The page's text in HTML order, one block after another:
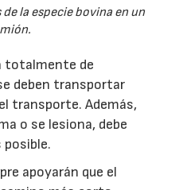
la especie bovina en un
totalmente de
deben transportar
transporte. Además,
o se lesiona, debe
apoyarán que el